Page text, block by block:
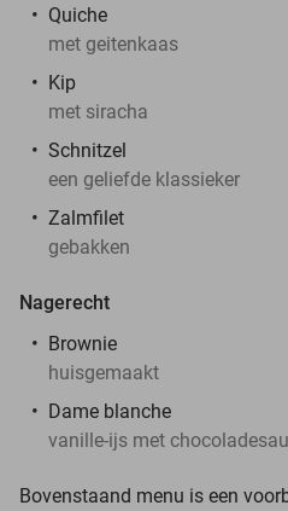
Quiche
met geitenkaas
Kip
met siracha
Schnitzel
een geliefde klassieker
Zalmfilet
gebakken
Nagerecht
Brownie
huisgemaakt
Dame blanche
vanille-ijs met
Bovenstaand menu is een